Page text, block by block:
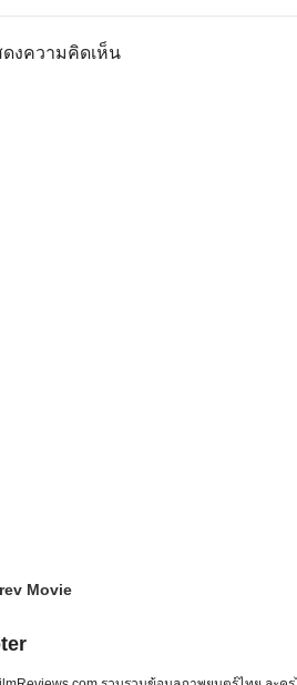
ดงความคิดเห็น
Movie